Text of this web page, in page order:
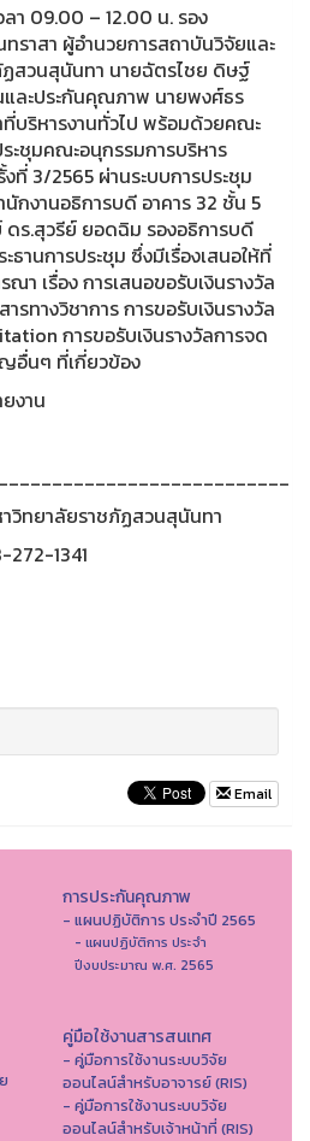
า 09.00 – 12.00 น. รอง
ราสา ผู้อำนวยการสถาบันวิจัยและ
สวนสุนันทา นายฉัตรไชย ดิษฐ์
ละประกันคุณภาพ นายพงศ์ธร
บริหารงานทั่วไป พร้อมด้วยคณะ
ะชุมคณะอนุกรรมการบริหาร
3/2565 ผ่านระบบการประชุม
กงานอธิการบดี อาคาร 32 ชั้น 5
ร.สุวรีย์ ยอดฉิม รองอธิการบดี
านการประชุม ซึ่งมีเรื่องเสนอให้ที่
า เรื่อง การเสนอขอรับเงินรางวัล
รทางวิชาการ การขอรับเงินรางวัล
การขอรับเงินรางวัลการจด
อื่นๆ ที่เกี่ยวข้อง
งาน
วิทยาลัยราชภัฏสวนสุนันทา
272-1341
Email
การประกันคุณภาพ
- แผนปฏิบัติการ ประจำปี 2565
- แผนปฏิบัติการ ประจำ
ปีงบประมาณ พ.ศ. 2565
คู่มือใช้งานสารสนเทศ
- คู่มือการใช้งานระบบวิจัย
ออนไลน์สำหรับอาจารย์ (RIS)
- คู่มือการใช้งานระบบวิจัย
ออนไลน์สำหรับเจ้าหน้าที่ (RIS)